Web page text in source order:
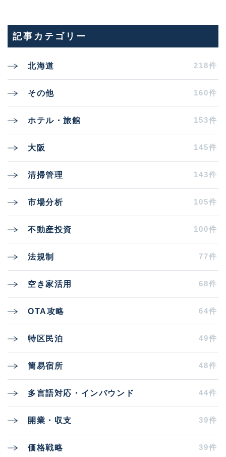
記事カテゴリー
北海道 218件
その他 160件
ホテル・旅館 153件
大阪 145件
清掃管理 143件
市場分析 105件
不動産投資 100件
法規制 77件
空き家活用 68件
OTA攻略 64件
特区民泊 49件
簡易宿所 48件
多言語対応・インバウンド 44件
開業・収支 39件
価格戦略 39件